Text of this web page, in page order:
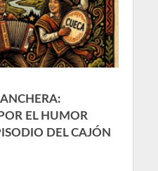
EL HUMOR
DEL CAJÓN